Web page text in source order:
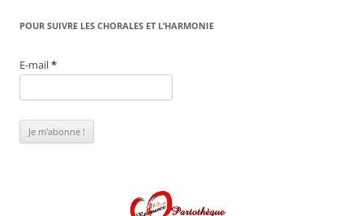
POUR SUIVRE LES CHORALES ET L’HARMONIE
E-mail*